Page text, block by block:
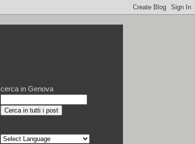
cerca in Genova